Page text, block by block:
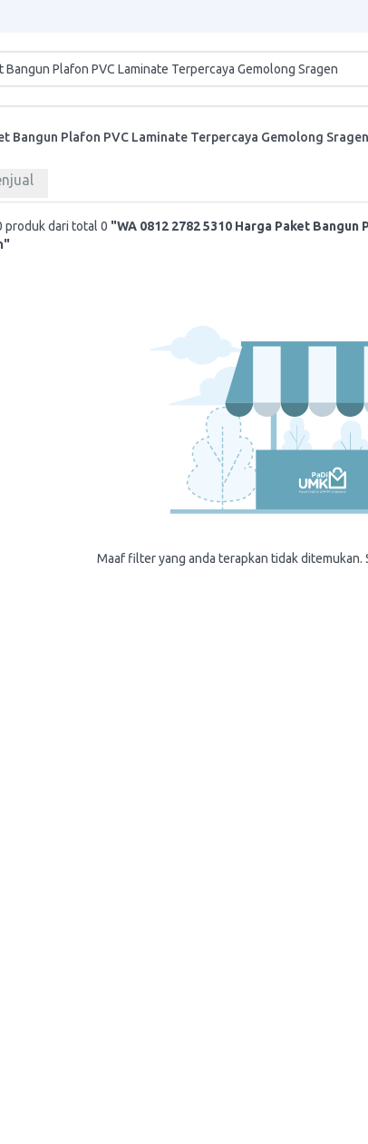
Bangun Plafon PVC Laminate Terpercaya Gemolong
produk dari total 0 "WA 0812 2782 5310 Harga Paket
Maaf filter yang anda terapkan tidak ditemukan.